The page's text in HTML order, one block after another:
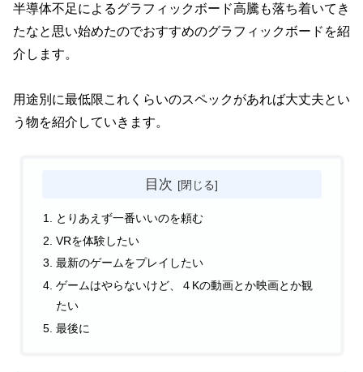
半導体不足によるグラフィックボード高騰も落ち着いてき
たなと思い始めたのでおすすめのグラフィックボードを紹
介します。
用途別に最低限これくらいのスペックがあれば大丈夫とい
う物を紹介していきます。
目次
とりあえず一番いいのを頼む
VRを体験したい
最新のゲームをプレイしたい
ゲームはやらないけど、４Kの動画とか映画とか観
たい
最後に